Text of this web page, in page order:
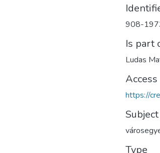
908-
Is part
Ludas
https://
Subject
Type